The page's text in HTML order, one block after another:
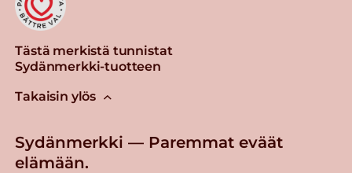
Tästä merkistä tunnistat
Sydänmerkki-tuotteen
Takaisin ylös
Sydänmerkki — Paremmat eväät
elämään.